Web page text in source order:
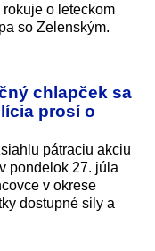
o leteckom
so Zelenským.
chlapček sa
prosí o
pátraciu akciu
pondelok 27. júla
v okrese
dostupné sily a